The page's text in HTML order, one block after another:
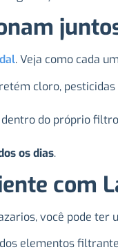
. Veja como cada
cloro,
do próprio
os dias.
com
você pode ter
elementos